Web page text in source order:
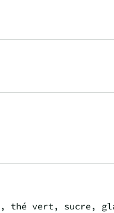
thé vert, sucre,